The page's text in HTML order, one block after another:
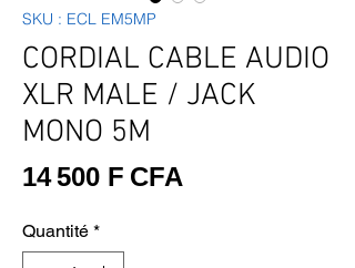
SKU : ECL EM5MP
CORDIAL CABLE AUDIO
XLR MALE / JACK
MONO 5M
14 500 F CFA
Quantité *